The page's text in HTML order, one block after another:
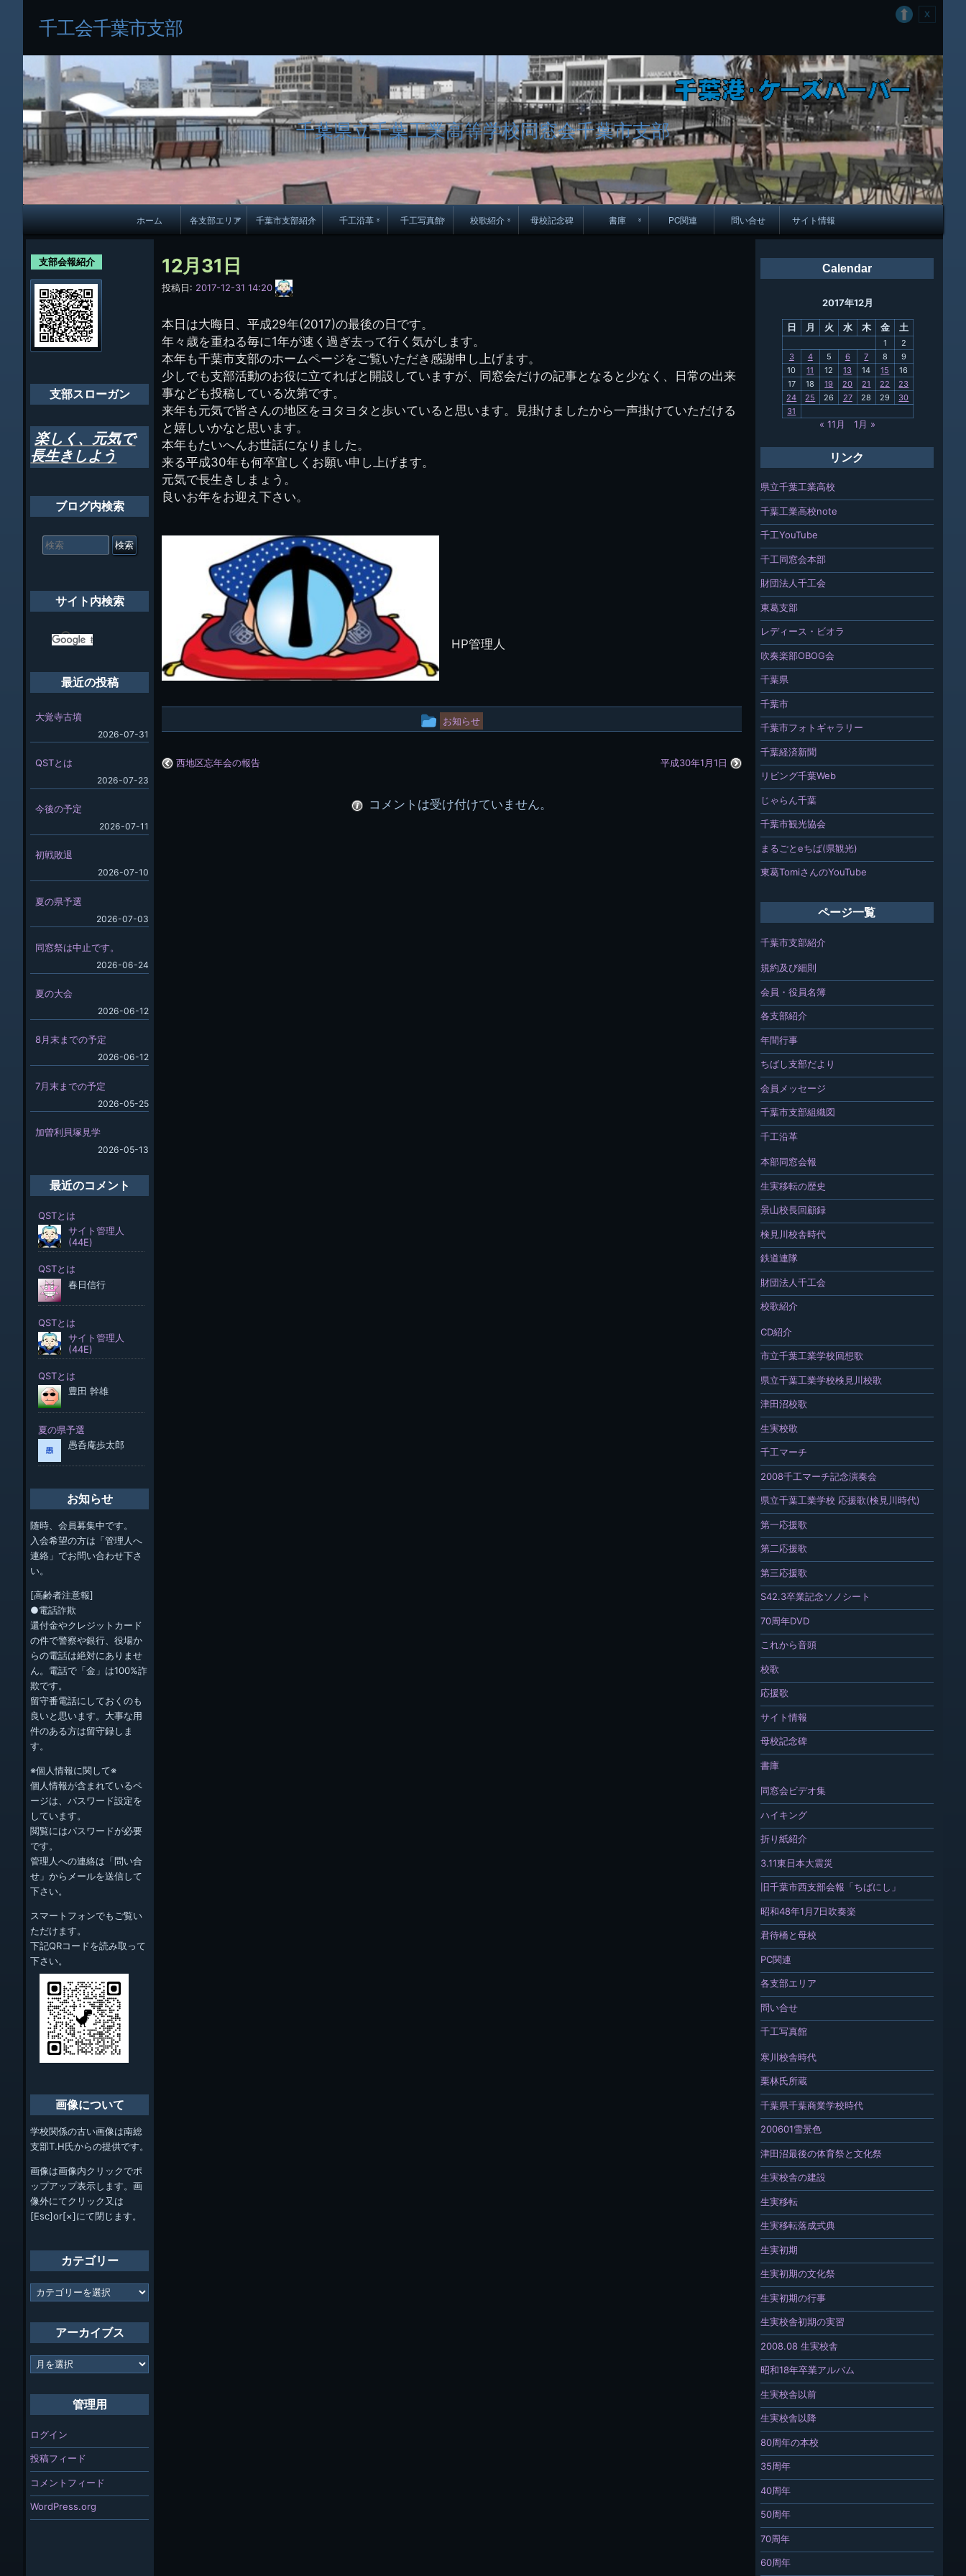
へ
ス
キ
ッ
プ
千工会千葉市支部
千葉県立千葉工業高等学校同窓会千葉市支部
メ
イ
ン
ナ
ビ
ゲ
ー
ョ
ン
ホーム 各支部エリア 千葉市支部紹介
会員・役員名簿
ちばし支部だより
年間行事
会員メッセージ
千工沿革
検見川校舎時代
財団法人千工会
千工写真館
50周年
生実校舎以前
千葉商業学校時代
バム
生実校舎以降 生実校舎の建設
校歌紹介
津田沼校歌
第二応援歌
第三応援歌
母校記念碑 書庫
にし」
PC関連 問い合せ サイト情報
12月31日
投稿日: 2017-12-31 14:20
サ
イ
管
理
人
(44E)
本日は大晦日、平成29年(2017)の最後の日です。
年々歳を重ねる毎に1年が速く過ぎ去って行く気がします。
本年も千葉市支部のホームページをご覧いただき感謝申し上げます。
少しでも支部活動のお役に立てればと開設していますが、同窓会だけの記事となると少なく、日常の出来
事なども投稿している次第です。
来年も元気で皆さんの地区をヨタヨタと歩いていると思います。見掛けましたから一声掛けていただける
と嬉しいかなと思います。
本年もたいへんお世話になりました。
来る平成30年も何卒宜しくお願い申し上げます。
元気で長生きしまょう。
良いお年をお迎え下さい。
HP管理人
投
ー
お知らせ
西地区忘年会の報告 平成30年1月1日
コメントは受け付けていません。
Calendar
2017年12月
日 月 火 水 木 金 土
1
2
3
4 5 6 7 8
9
10
11 12 13 14 15
16
17
18 19 20 21 22
23
24
25 26 27 28 29
30
31
« 11月 1月 »
リンク
県立千葉工業高校
千葉工業高校note
千工YouTube
千工同窓会本部
財団法人千工会
東葛支部
レディース・ビオラ
吹奏楽部OBOG会
千葉県
千葉市
千葉市フォトギャラリー
千葉経済新聞
リビング千葉Web
じゃらん千葉
千葉市観光協会
まるごとeちば(県観光)
東葛TomiさんのYouTube
ページ一覧
千葉市支部紹介
規約及び細則
会員・役員名簿
各支部紹介
年間行事
ちばし支部だより
会員メッセージ
千葉市支部組織図
千工沿革
本部同窓会報
生実移転の歴史
景山校長回顧録
検見川校舎時代
鉄道連隊
財団法人千工会
校歌紹介
CD紹介
市立千葉工業学校回想歌
県立千葉工業学校検見川校歌
津田沼校歌
生実校歌
千工マーチ
2008千工マーチ記念演奏会
県立千葉工業学校 応援歌(検見川時代)
第一応援歌
第二応援歌
第三応援歌
S42.3卒業記念ソノシート
70周年DVD
これから音頭
校歌
応援歌
サイト情報
母校記念碑
書庫
同窓会ビデオ集
ハイキング
折り紙紹介
3.11東日本大震災
旧千葉市西支部会報「ちばにし」
昭和48年1月7日吹奏楽
君待橋と母校
PC関連
各支部エリア
問い合せ
千工写真館
寒川校舎時代
栗林氏所蔵
千葉県千葉商業学校時代
200601雪景色
津田沼最後の体育祭と文化祭
生実校舎の建設
生実移転
生実移転落成式典
生実初期
生実初期の文化祭
生実初期の行事
生実校舎初期の実習
2008.08 生実校舎
昭和18年卒業アルバム
生実校舎以前
生実校舎以降
80周年の本校
35周年
40周年
50周年
70周年
60周年
支部会報紹介
支部スローガン
楽しく、元気で
長生きしよう
ブログ内検索
索
対
サイト内検索
最近の投稿
大覚寺古墳
2026-07-31
QSTとは
2026-07-23
今後の予定
2026-07-11
初戦敗退
2026-07-10
夏の県予選
2026-07-03
同窓祭は中止です。
2026-06-24
夏の大会
2026-06-12
8月末までの予定
2026-06-12
7月末までの予定
2026-05-25
加曽利貝塚見学
2026-05-13
最近のコメント
お知らせ
随時、会員募集中です。
入会希望の方は「管理人へ
連絡」でお問い合わせ下さ
い。
[高齢者注意報]
●電話詐欺
還付金やクレジットカード
の件で警察や銀行、役場か
らの電話は絶対にありませ
ん。電話で「金」は100%詐
欺です。
留守番電話にしておくのも
良いと思います。大事な用
件のある方は留守録しま
す。
※個人情報に関して※
個人情報が含まれているペ
ージは、パスワード設定を
しています。
閲覧にはパスワードが必要
です。
管理人への連絡は「問い合
せ」からメールを送信して
下さい。
スマートフォンでもご覧い
ただけます。
下記QRコードを読み取って
下さい。
画像について
学校関係の古い画像は南総
支部T.H氏からの提供です。
画像は画像内クリックでポ
ップアップ表示します。画
像外にてクリック又は
[Esc]or[×]にて閉じます。
カテゴリー
カ
テ
ー
アーカイブス
ア
ー
ブ
管理用
ログイン
投稿フィード
コメントフィード
WordPress.org